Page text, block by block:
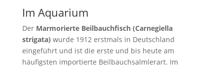
Im Aquarium
Der Marmorierte Beilbauchfisch (Carnegiella
strigata) wurde 1912 erstmals in Deutschland
eingeführt und ist die erste und bis heute am
häufigsten importierte Beilbauchsalmlerart. Im